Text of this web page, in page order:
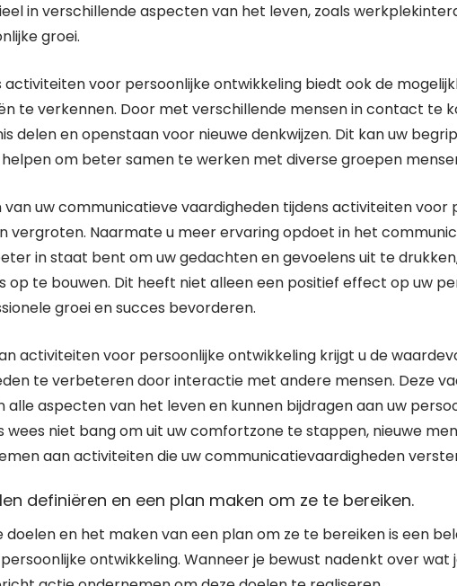
in verschillende aspecten van het leven, zoals
groei.
voor persoonlijke ontwikkeling biedt ook de
te verkennen. Door met verschillende mensen in contact te
delen en openstaan voor nieuwe denkwijzen. Dit kan uw
om beter samen te werken met diverse groepen
uw communicatieve vaardigheden tijdens activiteiten voor
vergroten. Naarmate u meer ervaring opdoet in het
in staat bent om uw gedachten en gevoelens uit te
op te bouwen. Dit heeft niet alleen een positief effect op uw
groei en succes bevorderen.
activiteiten voor persoonlijke ontwikkeling krijgt u de
te verbeteren door interactie met andere mensen. Deze
alle aspecten van het leven en kunnen bijdragen aan uw
wees niet bang om uit uw comfortzone te stappen, nieuwe
aan activiteiten die uw communicatievaardigheden
definiëren en een plan maken om ze te bereiken.
en het maken van een plan om ze te bereiken is een
ontwikkeling. Wanneer je bewust nadenkt over wat